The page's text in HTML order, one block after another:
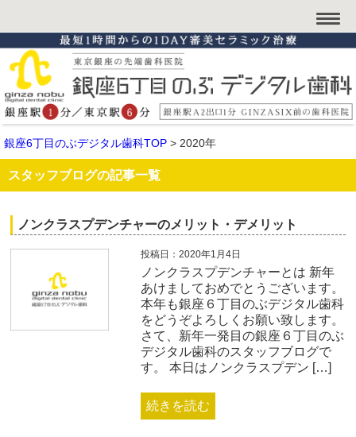
銀座6丁目のぶデジタル歯科TOP > 2020年
スタッフブログの記事一覧
ノンクラスプデンチャーのメリット・デメリット
投稿日：2020年1月4日
ノンクラスプデンチャーとは 新年
あけましておめでとうございます。
本年も銀座６丁目のぶデジタル歯科
をどうぞよろしくお願い致します。
さて、新年一発目の銀座６丁目のぶ
デジタル歯科のスタッフブログで
す。 本日はノンクラスプデン […]
続きを読む